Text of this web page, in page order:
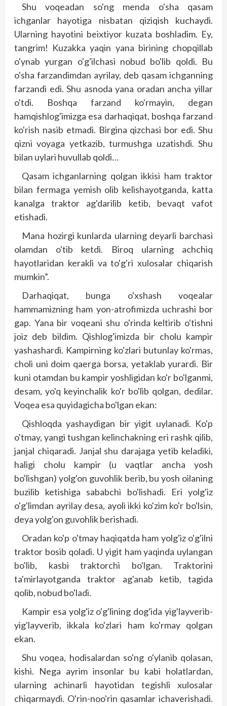
Shu voqeadan so'ng menda o'sha qasam
ichganlar hayotiga nisbatan qiziqish kuchaydi.
Ularning hayotini beixtiyor kuzata boshladim. Ey,
tangrim! Kuzakka yaqin yana birining chopqillab
o'ynab yurgan o'g'ilchasi nobud bo'lib qoldi. Bu
o'sha farzandimdan ayrilay, deb qasam ichganning
farzandi edi. Shu asnoda yana oradan ancha yillar
o'tdi. Boshqa farzand ko'rmayin, degan
hamqishlog'imizga esa darhaqiqat, boshqa farzand
ko'rish nasib etmadi. Birgina qizchasi bor edi. Shu
qizni voyaga yetkazib, turmushga uzatishdi. Shu
bilan uylari huvullab qoldi…
Qasam ichganlarning qolgan ikkisi ham traktor
bilan fermaga yemish olib kelishayotganda, katta
kanalga traktor ag'darilib ketib, bevaqt vafot
etishadi.
Mana hozirgi kunlarda ularning deyarli barchasi
olamdan o'tib ketdi. Biroq ularning achchiq
hayotlaridan kerakli va to'g'ri xulosalar chiqarish
mumkin”.
Darhaqiqat, bunga o'xshash voqealar
hammamizning ham yon-atrofimizda uchrashi bor
gap. Yana bir voqeani shu o'rinda keltirib o'tishni
joiz deb bildim. Qishlog'imizda bir cholu kampir
yashashardi. Kampirning ko'zlari butunlay ko'rmas,
choli uni doim qaerga borsa, yetak­lab yurardi. Bir
kuni otamdan bu kampir yoshligidan ko'r bo'lganmi,
desam, yo'q keyinchalik ko'r bo'lib qolgan, dedilar.
Voqea esa quyidagicha bo'lgan ekan:
Qishloqda yashaydigan bir yigit uylanadi. Ko'p
o'tmay, yangi tushgan kelinchakning eri rashk qilib,
janjal chiqaradi. Janjal shu darajaga yetib keladiki,
haligi cholu kampir (u vaqtlar ancha yosh
bo'lishgan) yolg'on guvohlik berib, bu yosh oilaning
buzilib ketishiga sababchi bo'lishadi. Eri yolg'iz
o'g'limdan ayrilay desa, ayoli ikki ko'zim ko'r bo'lsin,
deya yolg'on guvohlik berishadi.
Oradan ko'p o'tmay haqiqatda ham yolg'iz o'g'ilni
traktor bosib qoladi. U yigit ham yaqinda uylangan
bo'lib, kasbi traktorchi bo'lgan. Traktorini
ta'mirlayotganda traktor ag'anab ketib, tagida
qolib, nobud bo'ladi.
Kampir esa yolg'iz o'g'lining dog'ida yig'layverib-
yig'layverib, ikkala ko'zlari ham ko'rmay qolgan
ekan.
Shu voqea, hodisalardan so'ng o'ylanib qolasan,
kishi. Nega ayrim insonlar bu kabi holatlardan,
ularning achinarli hayotidan tegishli xulosalar
chiqarmaydi. O'rin-noo'rin qasamlar ichaverishadi.